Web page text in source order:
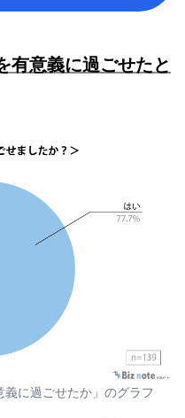
有意義に過ごせたと
義に過ごせたか」のグラフ